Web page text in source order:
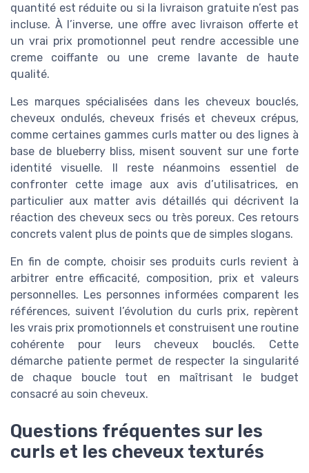
quantité est réduite ou si la livraison gratuite n’est pas
incluse. À l’inverse, une offre avec livraison offerte et
un vrai prix promotionnel peut rendre accessible une
creme coiffante ou une creme lavante de haute
qualité.
Les marques spécialisées dans les cheveux bouclés,
cheveux ondulés, cheveux frisés et cheveux crépus,
comme certaines gammes curls matter ou des lignes à
base de blueberry bliss, misent souvent sur une forte
identité visuelle. Il reste néanmoins essentiel de
confronter cette image aux avis d’utilisatrices, en
particulier aux matter avis détaillés qui décrivent la
réaction des cheveux secs ou très poreux. Ces retours
concrets valent plus de points que de simples slogans.
En fin de compte, choisir ses produits curls revient à
arbitrer entre efficacité, composition, prix et valeurs
personnelles. Les personnes informées comparent les
références, suivent l’évolution du curls prix, repèrent
les vrais prix promotionnels et construisent une routine
cohérente pour leurs cheveux bouclés. Cette
démarche patiente permet de respecter la singularité
de chaque boucle tout en maîtrisant le budget
consacré au soin cheveux.
Questions fréquentes sur les
curls et les cheveux texturés